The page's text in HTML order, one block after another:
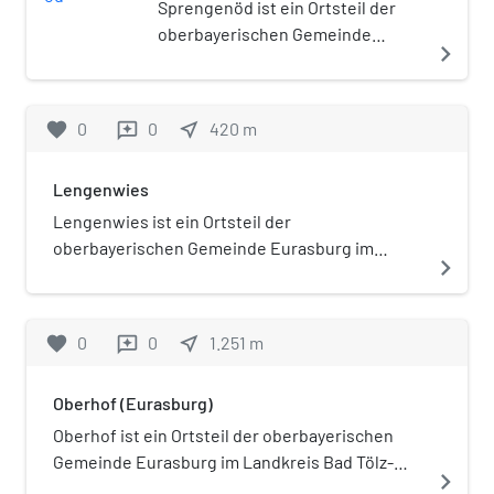
Sprengenöd ist ein Ortsteil der
oberbayerischen Gemeinde
Wolfratshausen. Die Einöde liegt
von Eurasburg.
navigate_next
favorite 0 reviews 0 near_me 420 m
Lengenwies
Lengenwies ist ein Ortsteil der
oberbayerischen Gemeinde Eurasburg im
liegt circa einen Kilometer südlich von
erreichen.
navigate_next
favorite 0 reviews 0 near_me 1.251 m
Oberhof (Eurasburg)
Oberhof ist ein Ortsteil der oberbayerischen
Gemeinde Eurasburg im Landkreis Bad Tölz-
navigate_next